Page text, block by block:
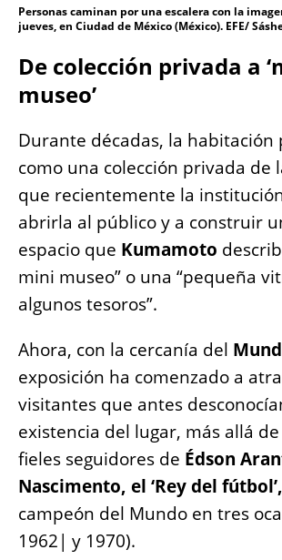
Personas caminan por una escalera con la
jueves, en Ciudad de México (México). EFE/
De colección privada a
museo’
Durante décadas, la habitación
como una colección privada de
que recientemente la
abrirla al público y a construir
espacio que Kumamoto
mini museo” o una “pequeña
algunos tesoros”.
Ahora, con la cercanía del
exposición ha comenzado a
visitantes que antes
existencia del lugar, más allá
fieles seguidores de Édson
Nascimento, el ‘Rey del fútbol’,
campeón del Mundo en tres
1962| y 1970).